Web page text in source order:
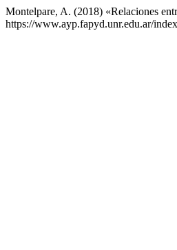
Montelpare, A. (2018) «Relaciones
https://www.ayp.fapyd.unr.edu.ar/